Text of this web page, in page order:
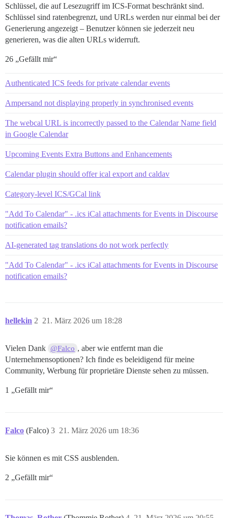
Schlüssel, die auf Lesezugriff im ICS-Format beschränkt sind.
Schlüssel sind ratenbegrenzt, und URLs werden nur einmal bei der
Generierung angezeigt – Benutzer können sie jederzeit neu
generieren, was die alten URLs widerruft.
26 „Gefällt mir“
Authenticated ICS feeds for private calendar events
Ampersand not displaying properly in synchronised events
The webcal URL is incorrectly passed to the Calendar Name field
in Google Calendar
Upcoming Events Extra Buttons and Enhancements
Calendar plugin should offer ical export and caldav
Category-level ICS/GCal link
"Add To Calendar" - .ics iCal attachments for Events in Discourse
notification emails?
AI-generated tag translations do not work perfectly
"Add To Calendar" - .ics iCal attachments for Events in Discourse
notification emails?
hellekin 21. März 2026 um 18:28
2
Vielen Dank @Falco , aber wie entfernt man die
Unternehmensoptionen? Ich finde es beleidigend für meine
Community, Werbung für proprietäre Dienste sehen zu müssen.
1 „Gefällt mir“
Falco (Falco) 21. März 2026 um 18:36
3
Sie können es mit CSS ausblenden.
2 „Gefällt mir“